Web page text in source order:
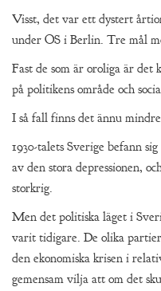
Visst, det var ett dystert
under OS i Berlin. Tre mål
Fast de som är oroliga är det
på politikens område och
I så fall finns det ännu
1930-talets Sverige befann
av den stora depressionen,
storkrig.
Men det politiska läget i
varit tidigare. De olika
den ekonomiska krisen i
gemensam vilja att om det